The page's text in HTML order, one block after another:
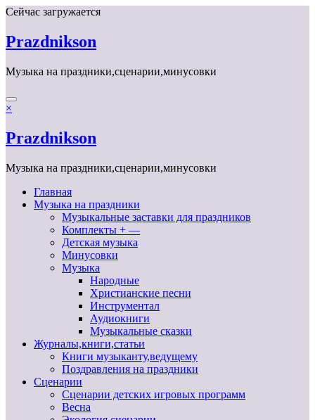
Перейти
содержимому
Сейчас загружается
Prazdnikson
Музыка на праздники,сценарии,минусовки
×
Prazdnikson
Музыка на праздники,сценарии,минусовки
Главная
Музыка на праздники
Музыкальные заставки для праздников
Комплекты + —
Детская музыка
Минусовки
Музыка
Народные
Христианские песни
Инструментал
Аудиокниги
Музыкальные сказки
Журналы,книги,статьи
Книги музыканту,ведущему
Поздравления на праздники
Сценарии
Сценарии детских игровых программ
Весна